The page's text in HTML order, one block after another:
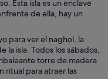
Esta isla es un enclave
de ella, hay un
para ver el naghol, la
la isla. Todos los sábados,
torre de madera
ritual para atraer las